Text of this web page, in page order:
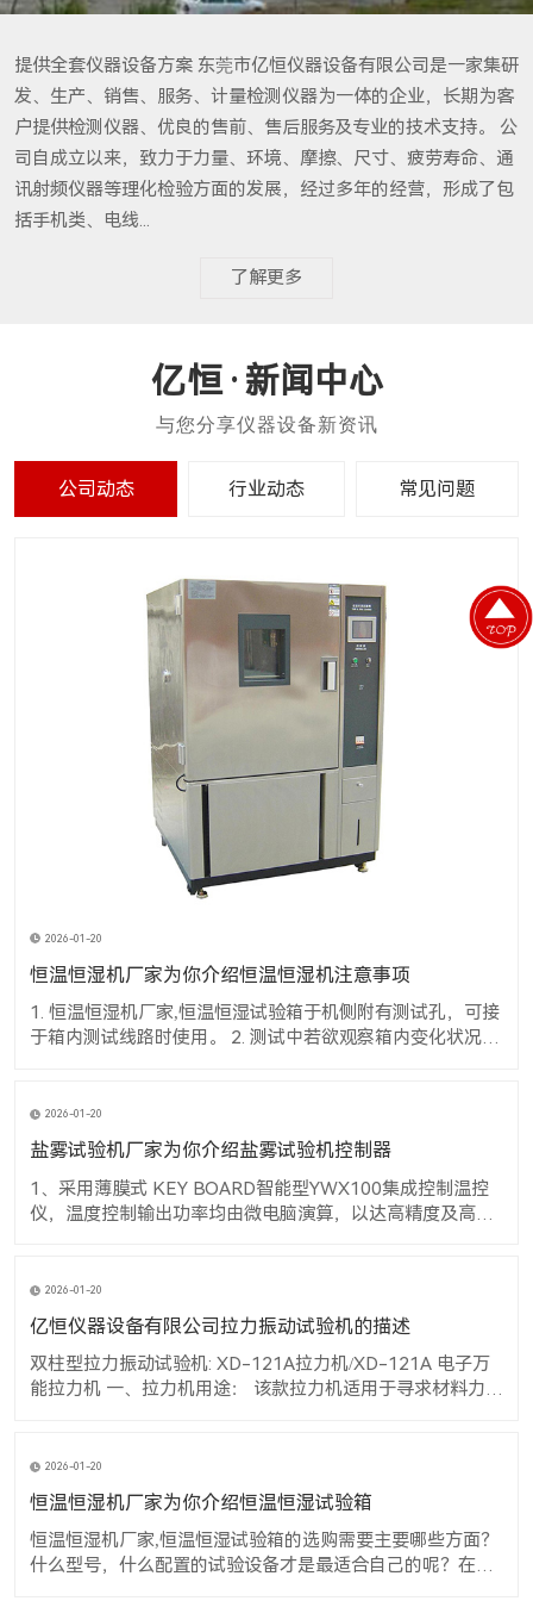
提供全套仪器设备方案 东莞市亿恒仪器设备有限公司是一家集研
发、生产、销售、服务、计量检测仪器为一体的企业，长期为客
户提供检测仪器、优良的售前、售后服务及专业的技术支持。 公
司自成立以来，致力于力量、环境、摩擦、尺寸、疲劳寿命、通
讯射频仪器等理化检验方面的发展，经过多年的经营，形成了包
括手机类、电线...
了解更多
新闻中心
公司动态 行业动态 常见问题
2026-01-20
恒温恒湿机厂家为你介绍恒温恒湿机注意事项
1. 恒温恒湿机厂家,恒温恒湿试验箱于机侧附有测试孔，可接
于箱内测试线路时使用。 2. 测试中若欲观察箱内变化状况
转时，应尽量避免打开箱门，因为做低温时，若开启箱门易
造成内部蒸发器
2026-01-20
盐雾试验机厂家为你介绍盐雾试验机控制器
1、采用薄膜式 KEY BOARD智能型YWX100集成控制温控
仪，温度控制输出功率均由微电脑演算，以达高精度及高效
2026-01-20
亿恒仪器设备有限公司拉力振动试验机的描述
双柱型拉力振动试验机: XD-121A拉力机/XD-121A 电子万
能拉力机 一、拉力机用途： 该款拉力机适用于寻求材料力与
项力学实验及分析。 二：拉力机结构结构原理： 本机采用液
压机电一体化设
2026-01-20
恒温恒湿机厂家为你介绍恒温恒湿试验箱
恒温恒湿机厂家,恒温恒湿试验箱的选购需要主要哪些方面？
什么型号，什么配置的试验设备才是最适合自己的呢？在